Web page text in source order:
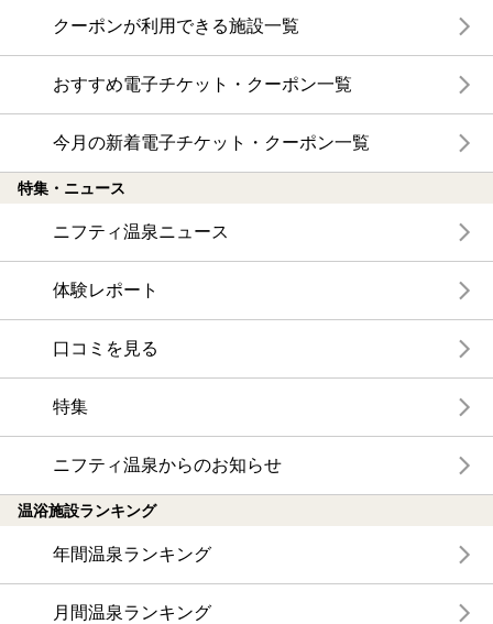
クーポンが利用できる施設一覧
おすすめ電子チケット・クーポン一覧
今月の新着電子チケット・クーポン一覧
特集・ニュース
ニフティ温泉ニュース
体験レポート
口コミを見る
特集
ニフティ温泉からのお知らせ
温浴施設ランキング
年間温泉ランキング
月間温泉ランキング